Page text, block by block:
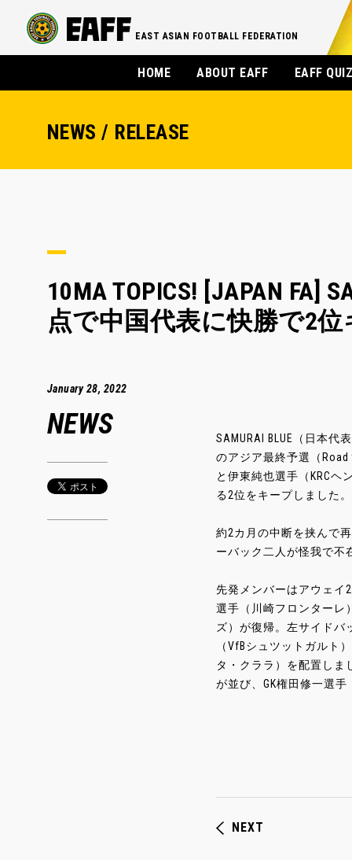
EAST ASIAN FOOTBALL FEDERATION
HOME ABOUT EAFF EAFF
NEWS / RELEASE
10MA TOPICS! [JAPAN FA]
点で中国代表に快勝で2位
January 28, 2022
NEWS
SAMURAI BLUE（日本
のアジア最終予選（
と伊東純也選手（KRCヘ
る2位をキープしました
約2カ月の中断を挟んで
ーバック二人が怪我で不
先発メンバーはアウェイ
選手（川崎フロンターレ
ズ）が復帰。左サイドバ
（VfBシュツットガルト
タ・クララ）を配置しま
が並び、GK権田修一選
NEXT